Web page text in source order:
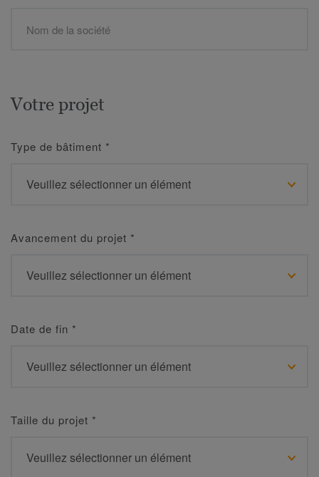
Votre projet
Type de bâtiment *
Avancement du projet *
Date de fin *
Taille du projet *